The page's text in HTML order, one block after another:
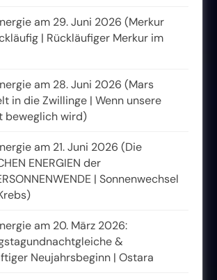
am 29. Juni 2026 (Merkur
| Rückläufiger Merkur im
am 28. Juni 2026 (Mars
in die Zwillinge | Wenn unsere
beweglich wird)
am 21. Juni 2026 (Die
ENERGIEN der
| Sonnenwechsel
am 20. März 2026:
&
Neujahrsbeginn | Ostara